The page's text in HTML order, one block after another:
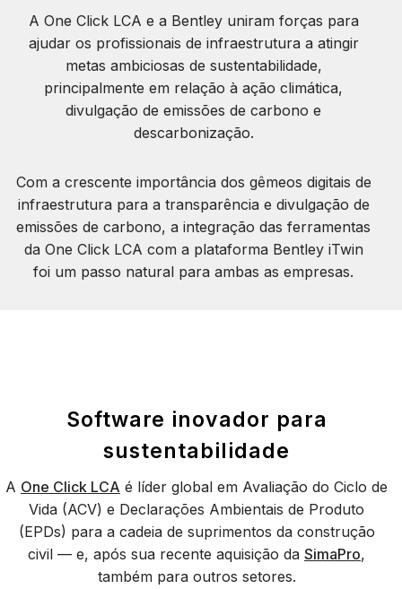
A One Click LCA e a Bentley uniram forças para
ajudar os profissionais de infraestrutura a atingir
metas ambiciosas de sustentabilidade,
principalmente em relação à ação climática,
divulgação de emissões de carbono e
descarbonização.
Com a crescente importância dos gêmeos digitais de
infraestrutura para a transparência e divulgação de
emissões de carbono, a integração das ferramentas
da One Click LCA com a plataforma Bentley iTwin
foi um passo natural para ambas as empresas.
Software inovador para
sustentabilidade
A One Click LCA é líder global em Avaliação do Ciclo de
Vida (ACV) e Declarações Ambientais de Produto
(EPDs) para a cadeia de suprimentos da construção
civil — e, após sua recente aquisição da SimaPro,
também para outros setores.